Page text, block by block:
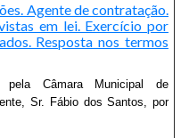
Agente de contratação.
em lei. Exercício por
Resposta nos termos
pela Câmara Municipal de
Sr. Fábio dos Santos, por